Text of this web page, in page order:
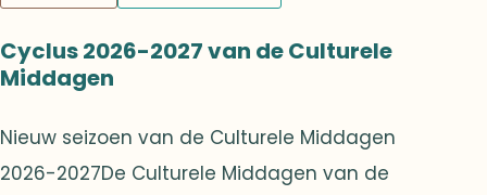
Cyclus 2026-2027 van de Culturele
Middagen
Nieuw seizoen van de Culturele Middagen
2026-2027De Culturele Middagen van de